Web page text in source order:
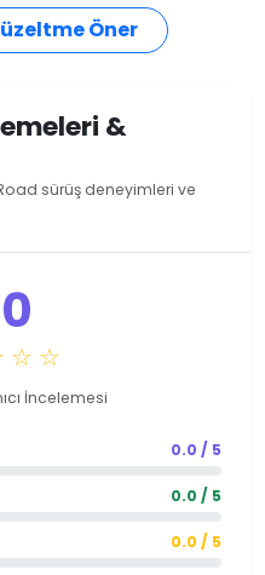
Öner
&
sürüş deneyimleri ve
☆ ☆
İncelemesi
0.0 / 5
0.0 / 5
0.0 / 5